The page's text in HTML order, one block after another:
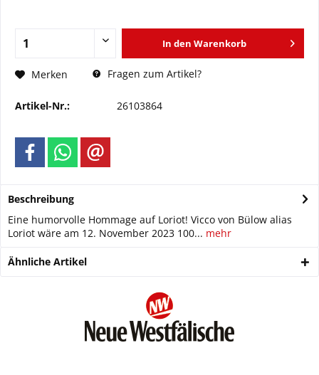
In den Warenkorb
Merken Fragen zum Artikel?
Artikel-Nr.: 26103864
Beschreibung
Eine humorvolle Hommage auf Loriot! Vicco von Bülow alias
Loriot wäre am 12. November 2023 100... mehr
Ähnliche Artikel